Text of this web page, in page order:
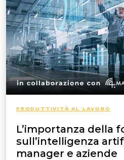
PRODUTTIVITÀ AL LAVORO
L’importanza della
sull’intelligenza
manager e aziende